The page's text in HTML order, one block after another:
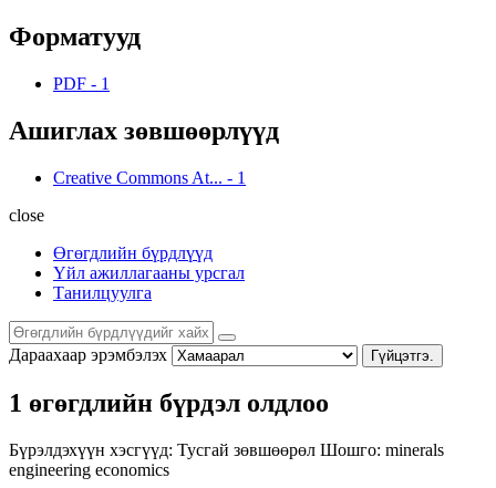
Форматууд
PDF - 1
Ашиглах зөвшөөрлүүд
Creative Commons At... - 1
close
Өгөгдлийн бүрдлүүд
Үйл ажиллагааны урсгал
Танилцуулга
Дараахаар эрэмбэлэх Гүйцэтгэ.
1 өгөгдлийн бүрдэл олдлоо
Бүрэлдэхүүн хэсгүүд: Тусгай зөвшөөрөл Шошго: minerals
engineering economics